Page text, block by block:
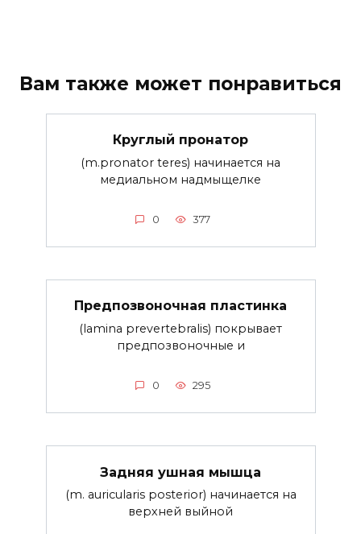
Вам также может понравиться
Круглый пронатор
(m.pronator teres) начинается на
медиальном надмыщелке
0 377
Предпозвоночная пластинка
(lamina prevertebralis) покрывает
предпозвоночные и
0 295
Задняя ушная мышца
(m. auricularis posterior) начинается на
верхней выйной